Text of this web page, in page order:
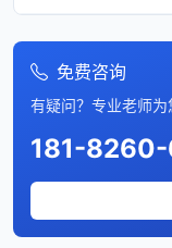
免费咨询
有疑问？专业老师为
181-8260-